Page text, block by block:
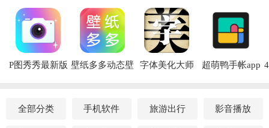
P图秀秀最新版 壁纸多多动态壁
字体美化大师
超萌鸭手帐app
全部分类 手机软件 旅游出行 影音播放